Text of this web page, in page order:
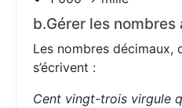
b.Gérer les
Les nombres décimaux,
s’écrivent :
Cent vingt-trois virgule